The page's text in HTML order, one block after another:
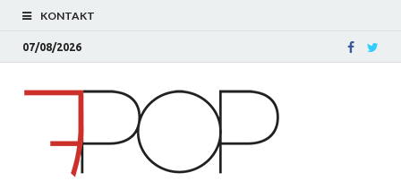
KONTAKT
07/08/2026